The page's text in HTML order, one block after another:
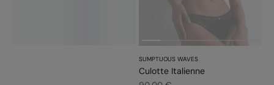
SUMPTUOUS WAVES
Culotte Italienne